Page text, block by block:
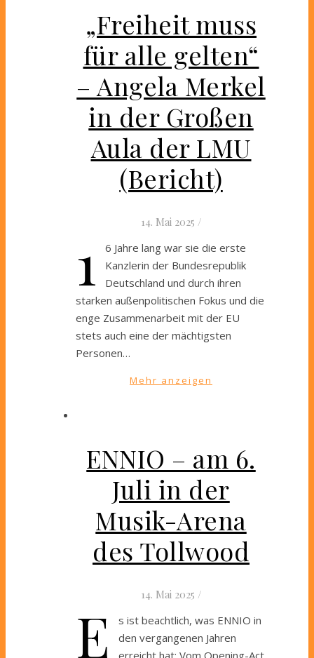
„Freiheit muss
für alle gelten“
– Angela Merkel
in der Großen
Aula der LMU
(Bericht)
14. Mai 2025 /
1
6 Jahre lang war sie die erste
Kanzlerin der Bundesrepublik
Deutschland und durch ihren
starken außenpolitischen Fokus und die
enge Zusammenarbeit mit der EU
stets auch eine der mächtigsten
Personen…
Mehr anzeigen
ENNIO – am 6.
Juli in der
Musik-Arena
des Tollwood
14. Mai 2025 /
E
s ist beachtlich, was ENNIO in
den vergangenen Jahren
erreicht hat: Vom Opening-Act